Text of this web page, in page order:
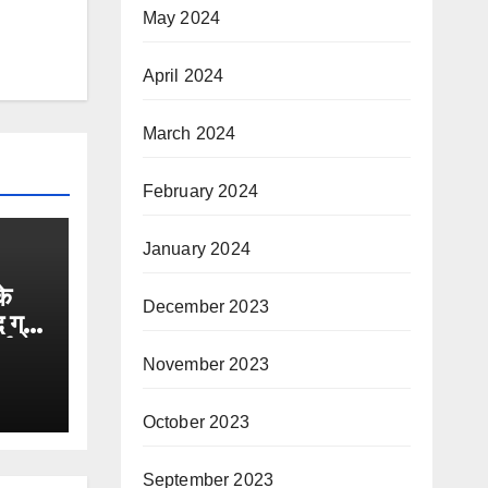
ग्रैंड
May 2024
April 2024
March 2024
February 2024
January 2024
December 2023
November 2023
October 2023
September 2023